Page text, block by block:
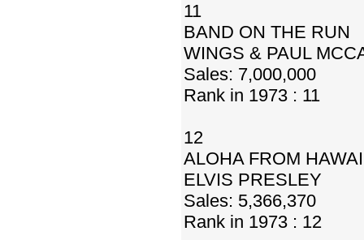
11
BAND ON THE RUN
WINGS & PAUL
Sales: 7,000,000
Rank in 1973 : 11
12
ALOHA FROM
ELVIS PRESLEY
Sales: 5,366,370
Rank in 1973 : 12